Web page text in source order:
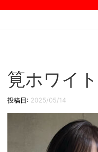
筧ホワイ
投稿日: 2025/05/14